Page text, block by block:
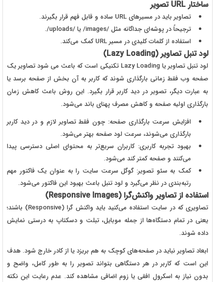
ساختار URL تصویر
تصاویر باید در مسیرهایURL ساده و قابل فهم قرار بگیرند.
ترجیحاً در پوشه‌ای جداگانه مثل/images/ یا/uploads/
.
استفاده از کلمات کلیدی در مسیرURLکمک می‌کند.
لود تنبل تصاویر (Lazy Loading
)
لود تنبل تصاویر یا Lazy Loading تکنیکی است که باعث می شود تصاویر یک
صفحه وب فقط زمانی بارگذاری شوند که کاربر به آن بخش از صفحه برسد یا
به عبارت دیگر، تصویر در دید کاربر قرار بگیرد. این روش باعث کاهش زمان
بارگذاری اولیه صفحه و کاهش مصرف پهنای باند می‌شود.
افزایش سرعت بارگذاری صفحه: چون فقط تصاویر لازم و در دید کاربر
بارگذاری می‌شوند، سرعت لود صفحه بهتر می‌شود.
بهبود تجربه کاربری: کاربران سریع‌تر به محتوای اصلی دسترسی پیدا
می‌کنند و صفحه کمتر کند می‌شود.
کمک به سئو تصویر: گوگل سرعت سایت را به عنوان یک فاکتور مهم
رتبه‌بندی در نظر می‌گیرد و لود تنبل باعث بهبود این فاکتور می‌شود.
استفاده از تصاویر واکنش‌گرا (Responsive Images
)
تصاویری که در سایت استفاده می‌کنید باید واکنش گرا (Responsive) باشند؛
یعنی در تمام دستگاه‌ها از جمله موبایل، تبلت و دسکتاپ به درستی نمایش
داده شوند.
ابعاد تصاویر نباید در صفحه‌های کوچک به هم بریزد یا از کادر خارج شود. هدف
این است که کاربر در هر دستگاهی بتواند تصویر را به طور کامل، واضح و
بدون نیاز به اسکرول افقی یا زوم اضافی مشاهده کند. عدم رعایت این نکته